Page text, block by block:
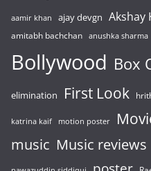
aamir khan ajay devgn Akshay
amitabh bachchan anushka sharma
Bollywood Box
elimination First Look
katrina kaif motion poster
music Music reviews